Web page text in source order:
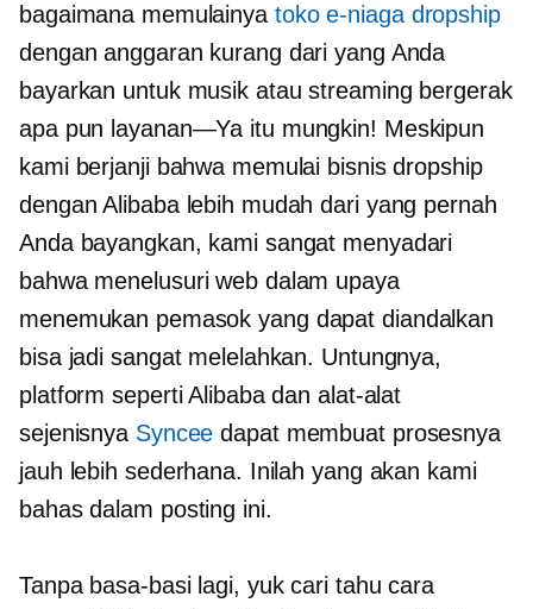
bagaimana memulainya toko e-niaga dropship
dengan anggaran kurang dari yang Anda
bayarkan untuk musik atau streaming bergerak
apa pun layanan—Ya itu mungkin! Meskipun
kami berjanji bahwa memulai bisnis dropship
dengan Alibaba lebih mudah dari yang pernah
Anda bayangkan, kami sangat menyadari
bahwa menelusuri web dalam upaya
menemukan pemasok yang dapat diandalkan
bisa jadi sangat melelahkan. Untungnya,
platform seperti Alibaba dan alat-alat
sejenisnya Syncee dapat membuat prosesnya
jauh lebih sederhana. Inilah yang akan kami
bahas dalam posting ini.
Tanpa basa-basi lagi, yuk cari tahu cara